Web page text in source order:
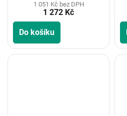
1 051 Kč bez DPH
1 272 Kč
Do košíku